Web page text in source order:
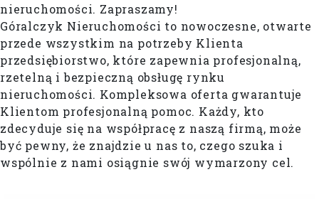
nieruchomości. Zapraszamy!
Góralczyk Nieruchomości to nowoczesne, otwarte
przede wszystkim na potrzeby Klienta
przedsiębiorstwo, które zapewnia profesjonalną,
rzetelną i bezpieczną obsługę rynku
nieruchomości. Kompleksowa oferta gwarantuje
Klientom profesjonalną pomoc. Każdy, kto
zdecyduje się na współpracę z naszą firmą, może
być pewny, że znajdzie u nas to, czego szuka i
wspólnie z nami osiągnie swój wymarzony cel.